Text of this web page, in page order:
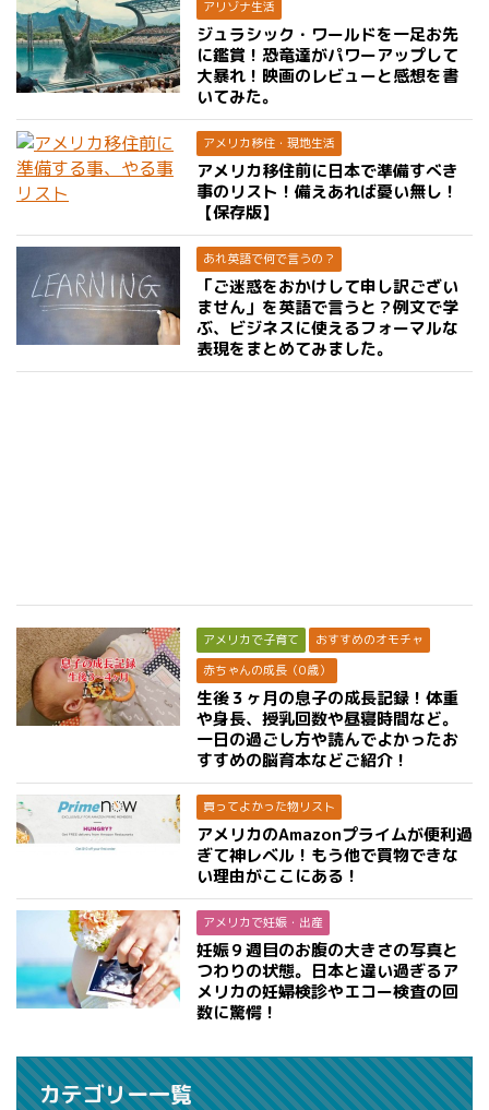
アリゾナ生活
ジュラシック・ワールドを一足お先
に鑑賞！恐竜達がパワーアップして
大暴れ！映画のレビューと感想を書
いてみた。
アメリカ移住・現地生活
アメリカ移住前に日本で準備すべき
事のリスト！備えあれば憂い無し！
【保存版】
あれ英語で何で言うの？
「ご迷惑をおかけして申し訳ござい
ません」を英語で言うと？例文で学
ぶ、ビジネスに使えるフォーマルな
表現をまとめてみました。
アメリカで子育て
おすすめのオモチャ
赤ちゃんの成長（0歳）
生後３ヶ月の息子の成長記録！体重
や身長、授乳回数や昼寝時間など。
一日の過ごし方や読んでよかったお
すすめの脳育本などご紹介！
買ってよかった物リスト
アメリカのAmazonプライムが便利過
ぎて神レベル！もう他で買物できな
い理由がここにある！
アメリカで妊娠・出産
妊娠９週目のお腹の大きさの写真と
つわりの状態。日本と違い過ぎるア
メリカの妊婦検診やエコー検査の回
数に驚愕！
カテゴリー一覧